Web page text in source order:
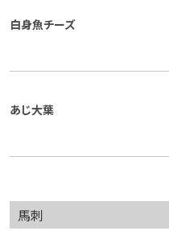
白身魚チーズ
あじ大葉
馬刺